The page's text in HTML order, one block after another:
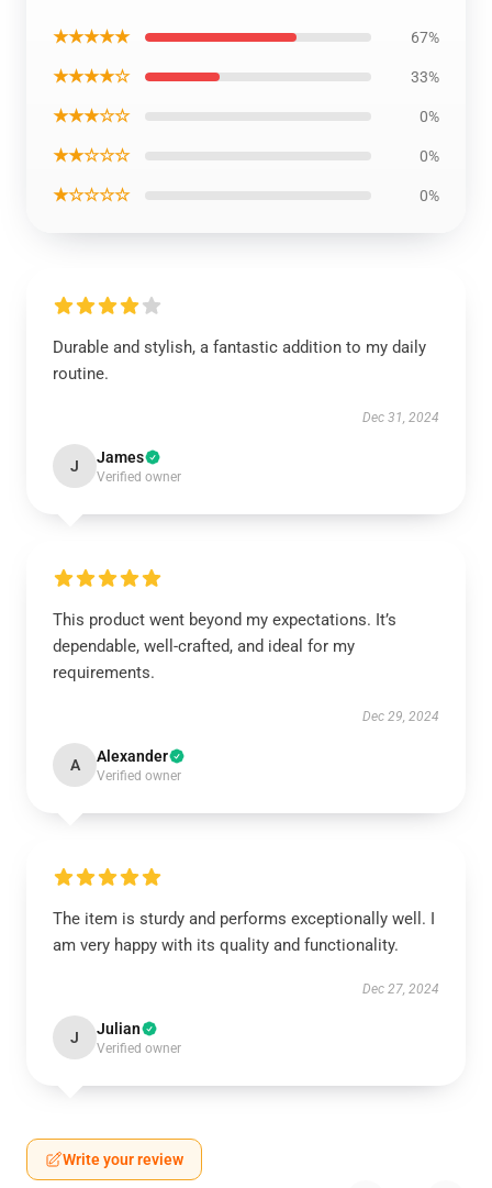
★★★★★ 67%
★★★★☆ 33%
★★★☆☆ 0%
★★☆☆☆ 0%
★☆☆☆☆ 0%
Durable and stylish, a fantastic addition to my daily
routine.
Dec 31, 2024
J James
Verified owner
This product went beyond my expectations. It’s
dependable, well-crafted, and ideal for my
requirements.
Dec 29, 2024
A Alexander
Verified owner
The item is sturdy and performs exceptionally well. I
am very happy with its quality and functionality.
Dec 27, 2024
J Julian
Verified owner
Write your review